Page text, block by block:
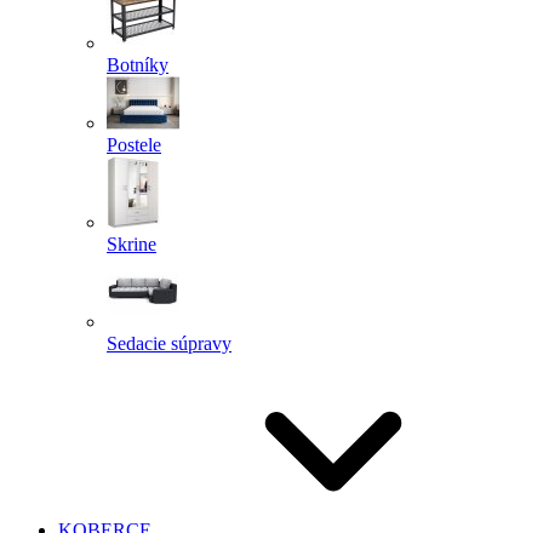
Botníky
Postele
Skrine
Sedacie súpravy